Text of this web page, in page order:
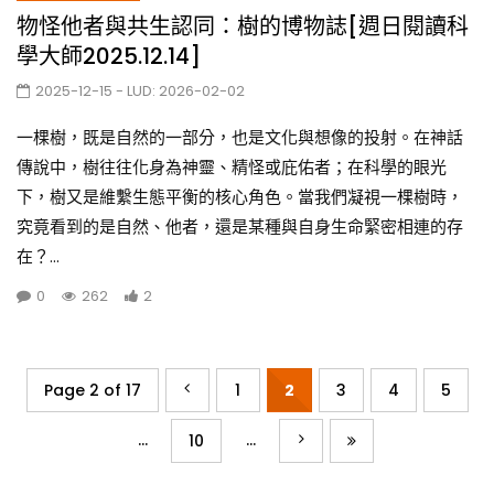
物怪他者與共生認同：樹的博物誌[週日閱讀科
學大師2025.12.14]
2025-12-15 - LUD: 2026-02-02
一棵樹，既是自然的一部分，也是文化與想像的投射。在神話
傳說中，樹往往化身為神靈、精怪或庇佑者；在科學的眼光
下，樹又是維繫生態平衡的核心角色。當我們凝視一棵樹時，
究竟看到的是自然、他者，還是某種與自身生命緊密相連的存
在？...
0 262 2
Page 2 of 17 1 2 3 4 5
... 10 ...